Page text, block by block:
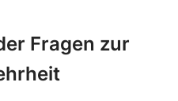
Fragen zur